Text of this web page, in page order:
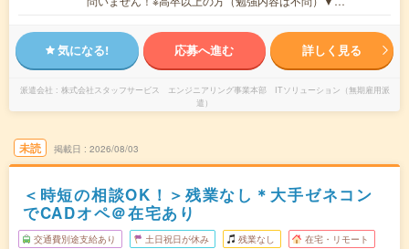
気になる! 応募へ進む 詳しく見る
派遣会社
株式会社スタッフサービス エンジニアリング事業本部 ITソリューション（無期雇用派
遣）
未読 掲載日 2026/08/03
＜時短の相談OK！＞残業なし＊大手ゼネコン
でCADオペ＠在宅あり
交通費別途支給あり 土日祝日が休み 残業なし 在宅・リモート